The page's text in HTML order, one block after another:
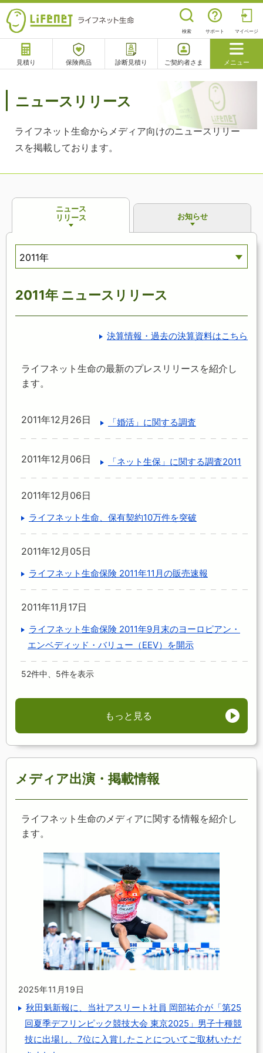
検索 サポート マイページ
見積り 保険商品 診断見積り ご契約者さま メニュー
チャットサポート 電話で相談
ニュースリリース
ライフネット生命からメディア向けのニュースリリー
スを掲載しております。
ニュース
リリース
お知らせ
2011年
2011年 ニュースリリース
決算情報・過去の決算資料はこちら
ライフネット生命の最新のプレスリリースを紹介し
ます。
2011年12月26日 「婚活」に関する調査
2011年12月06日 「ネット生保」に関する調査2011
2011年12月06日
ライフネット生命、保有契約10万件を突破
2011年12月05日
ライフネット生命保険 2011年11月の販売速報
2011年11月17日
ライフネット生命保険 2011年9月末のヨーロピアン・
エンベディッド・バリュー（EEV）を開示
52件中、5件を表示
もっと見る
メディア出演・掲載情報
ライフネット生命のメディアに関する情報を紹介し
ます。
2025年11月19日
秋田魁新報に、当社アスリート社員 岡部祐介が「第25
回夏季デフリンピック競技大会 東京2025」男子十種競
技に出場し、7位に入賞したことについてご取材いただ